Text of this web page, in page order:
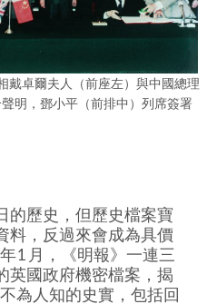
戴卓爾夫人（前座左）與中國總理
明，鄧小平（前排中）列席簽署
的歷史，但歷史檔案寶
料，反過來會成為具價
1 月，《明報》一連三
英國政府機密檔案，揭
為人知的史實，包括回